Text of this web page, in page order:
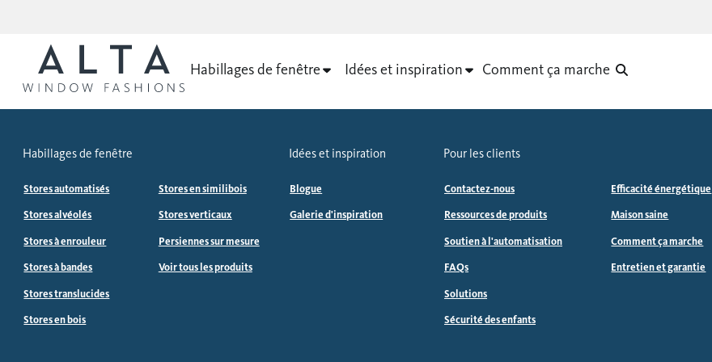
Habillages de fenêtre Idées et inspiration Comment ça marche
Habillages de fenêtre
Stores automatisés
Stores alvéolés
Stores à enrouleur
Stores à bandes
Stores translucides
Stores en bois
Stores en similibois
Stores verticaux
Persiennes sur mesure
Voir tous les produits
Idées et inspiration
Blogue
Galerie d'inspiration
Pour les clients
Contactez-nous
Ressources de produits
Soutien à l'automatisation
FAQs
Solutions
Sécurité des enfants
Efficacité énergétique
Maison saine
Comment ça marche
Entretien et garantie